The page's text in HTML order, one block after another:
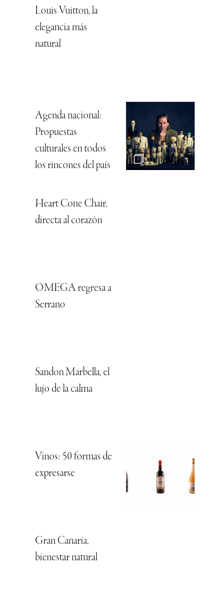
Louis Vuitton, la
elegancia más
natural
Agenda nacional:
Propuestas
culturales en todos
los rincones del país
Heart Cone Chair,
directa al corazón
OMEGA regresa a
Serrano
Sandon Marbella, el
lujo de la calma
Vinos: 50 formas de
expresarse
Gran Canaria,
bienestar natural